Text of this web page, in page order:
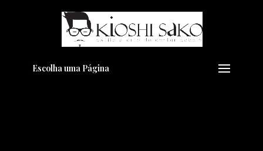
Escolha uma Página
Pensando em transformar seu
Visual??